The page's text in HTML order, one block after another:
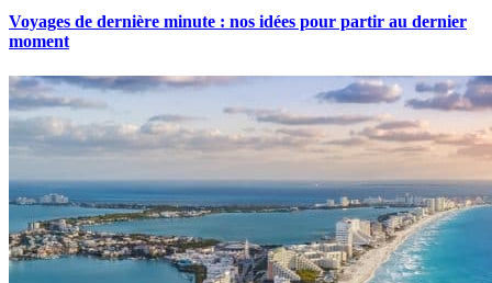
Voyages de dernière minute : nos idées pour partir au dernier
moment